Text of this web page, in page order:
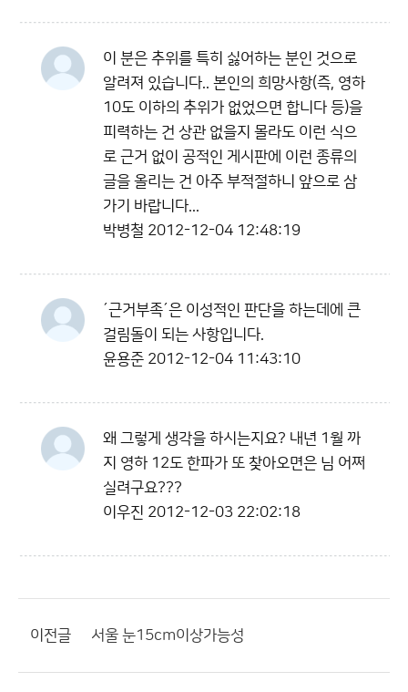
이 분은 추위를 특히 싫어하는 분인 것으로
알려져 있습니다.. 본인의 희망사항(즉, 영하
10도 이하의 추위가 없었으면 합니다 등)을
피력하는 건 상관 없을지 몰라도 이런 식으
로 근거 없이 공적인 게시판에 이런 종류의
글을 올리는 건 아주 부적절하니 앞으로 삼
가기 바랍니다...
박병철 2012-12-04 12:48:19
´근거부족´은 이성적인 판단을 하는데에 큰
걸림돌이 되는 사항입니다.
윤용준 2012-12-04 11:43:10
왜 그렇게 생각을 하시는지요? 내년 1월 까
지 영하 12도 한파가 또 찾아오면은 님 어쩌
실려구요???
이우진 2012-12-03 22:02:18
이전글 서울 눈15cm이상가능성